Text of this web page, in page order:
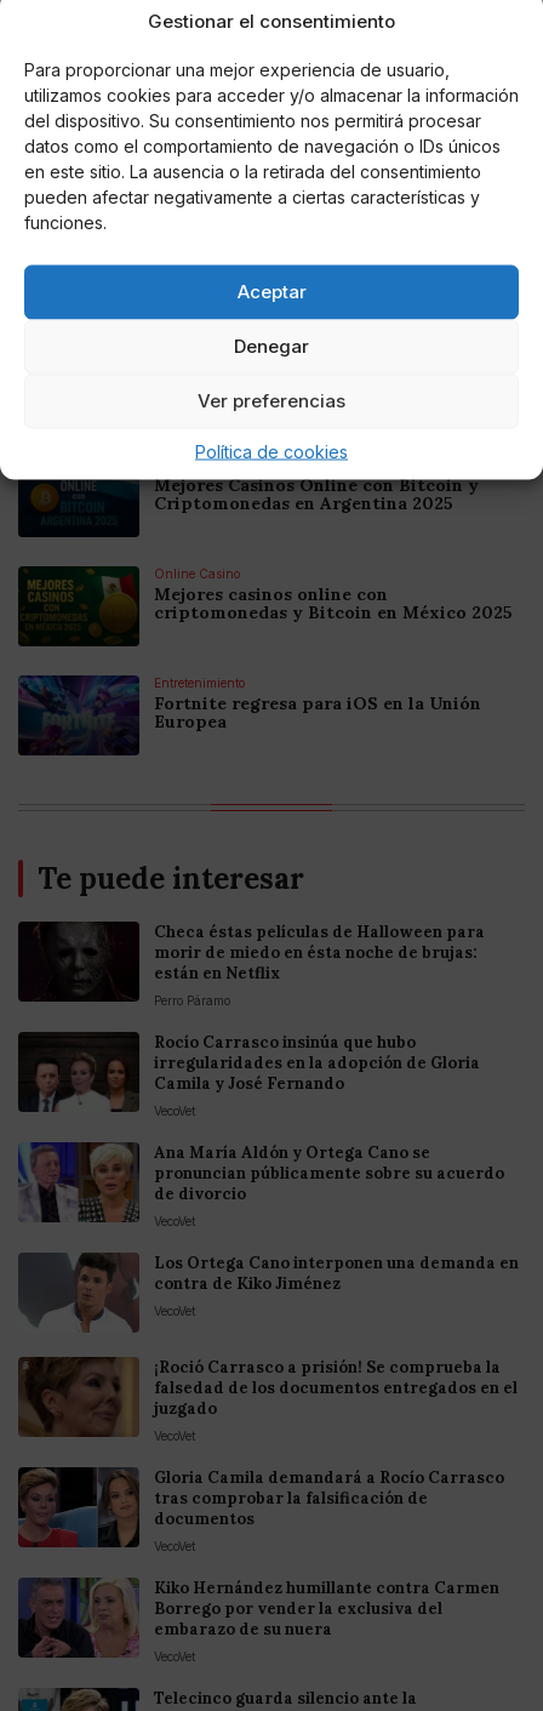
Gestionar el consentimiento
Para proporcionar una mejor experiencia de usuario,
utilizamos cookies para acceder y/o almacenar la información
del dispositivo. Su consentimiento nos permitirá procesar
datos como el comportamiento de navegación o IDs únicos
en este sitio. La ausencia o la retirada del consentimiento
pueden afectar negativamente a ciertas características y
funciones.
Aceptar
Denegar
Ver preferencias
Política de cookies
AUTOR
HERRAIZ
Noticias relacionadas
Online Casino
Colombia 2025: Bitcoin Casinos
Online Casino
Mejores Casinos Online con Bitcoin y
Criptomonedas en Argentina 2025
Online Casino
Mejores casinos online con
criptomonedas y Bitcoin en México 2025
Entretenimiento
Fortnite regresa para iOS en la Unión
Europea
Te puede interesar
Checa éstas películas de Halloween para
morir de miedo en ésta noche de brujas:
están en Netflix
Perro Páramo
Rocío Carrasco insinúa que hubo
irregularidades en la adopción de Gloria
Camila y José Fernando
VecoVet
Ana María Aldón y Ortega Cano se
pronuncian públicamente sobre su acuerdo
de divorcio
VecoVet
Los Ortega Cano interponen una demanda en
contra de Kiko Jiménez
VecoVet
¡Roció Carrasco a prisión! Se comprueba la
falsedad de los documentos entregados en el
juzgado
VecoVet
Gloria Camila demandará a Rocío Carrasco
tras comprobar la falsificación de
documentos
VecoVet
Kiko Hernández humillante contra Carmen
Borrego por vender la exclusiva del
embarazo de su nuera
VecoVet
Telecinco guarda silencio ante la